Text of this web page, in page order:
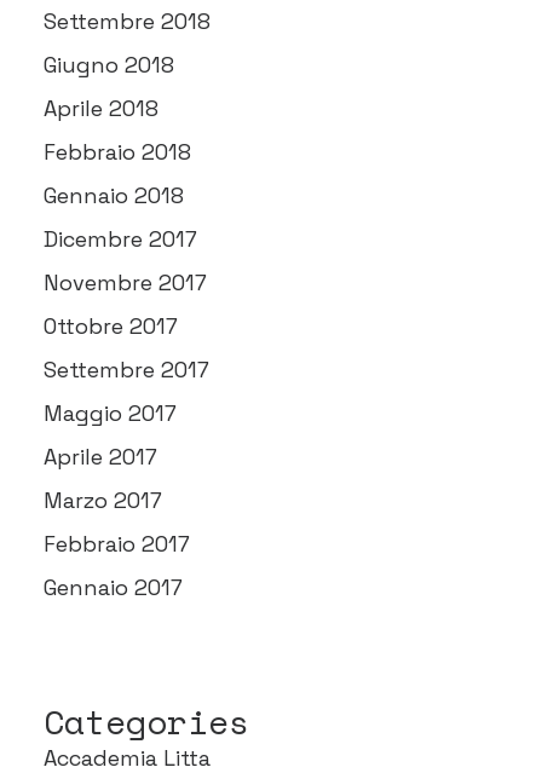
Settembre 2018
Giugno 2018
Aprile 2018
Febbraio 2018
Gennaio 2018
Dicembre 2017
Novembre 2017
Ottobre 2017
Settembre 2017
Maggio 2017
Aprile 2017
Marzo 2017
Febbraio 2017
Gennaio 2017
Categories
Accademia Litta